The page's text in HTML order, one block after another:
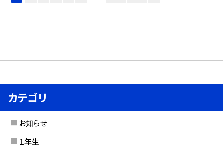
カテゴリ
お知らせ
１年生